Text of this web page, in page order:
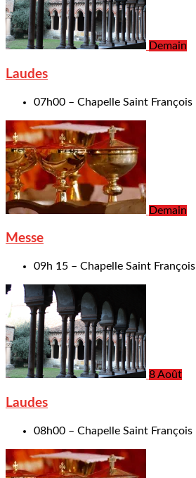
Demain
Laudes
07h00 – Chapelle Saint François
Demain
Messe
09h 15 – Chapelle Saint François
8 Août
Laudes
08h00 – Chapelle Saint François